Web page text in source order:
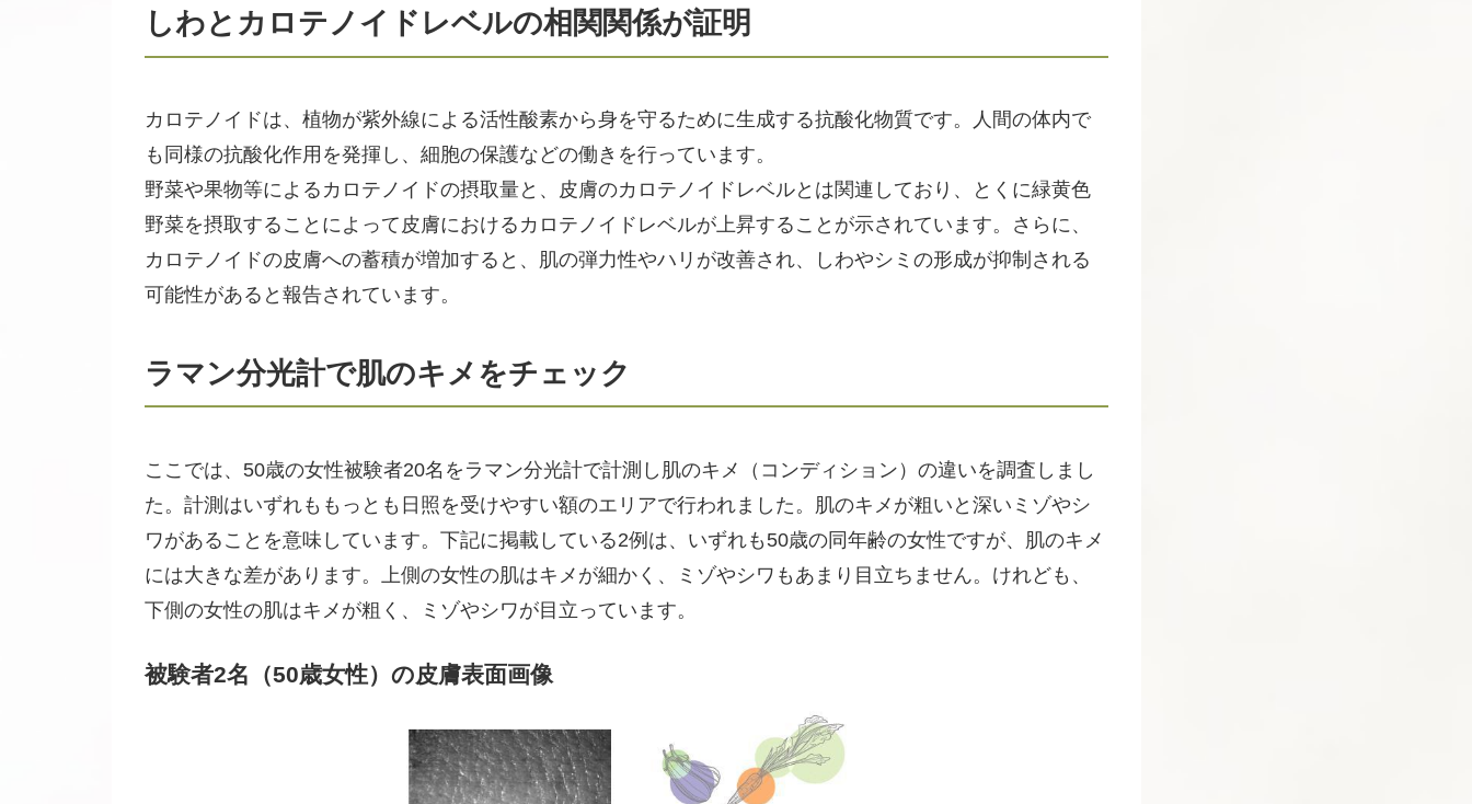
しわとカロテノイドレベルの相関関係が証明
カロテノイドは、植物が紫外線による活性酸素から身を守るために生成する抗酸化物質です。人間の体内で
も同様の抗酸化作用を発揮し、細胞の保護などの働きを行っています。
野菜や果物等によるカロテノイドの摂取量と、皮膚のカロテノイドレベルとは関連しており、とくに緑黄色
野菜を摂取することによって皮膚におけるカロテノイドレベルが上昇することが示されています。さらに、
カロテノイドの皮膚への蓄積が増加すると、肌の弾力性やハリが改善され、しわやシミの形成が抑制される
可能性があると報告されています。
ラマン分光計で肌のキメをチェック
ここでは、50歳の女性被験者20名をラマン分光計で計測し肌のキメ（コンディション）の違いを調査しまし
た。計測はいずれももっとも日照を受けやすい額のエリアで行われました。肌のキメが粗いと深いミゾやシ
ワがあることを意味しています。下記に掲載している2例は、いずれも50歳の同年齢の女性ですが、肌のキメ
には大きな差があります。上側の女性の肌はキメが細かく、ミゾやシワもあまり目立ちません。けれども、
下側の女性の肌はキメが粗く、ミゾやシワが目立っています。
被験者2名（50歳女性）の皮膚表面画像